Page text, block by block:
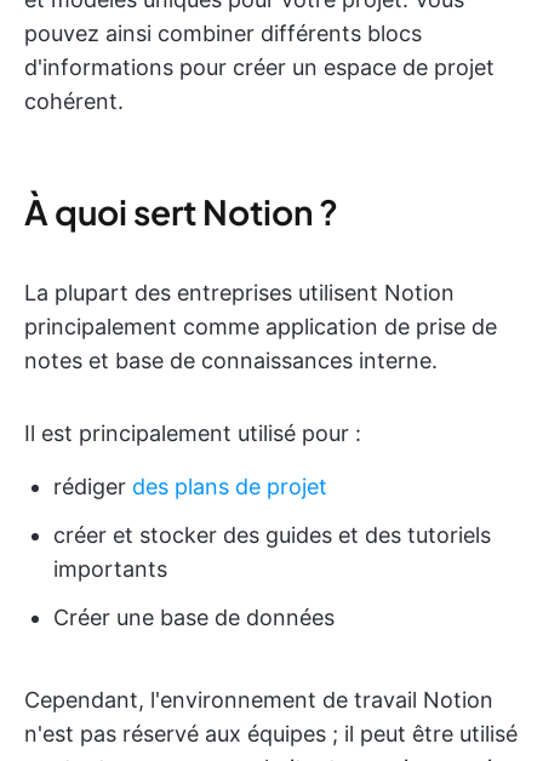
pouvez ainsi combiner différents blocs
d'informations pour créer un espace de projet
cohérent.
À quoi sert Notion ?
La plupart des entreprises utilisent Notion
principalement comme application de prise de
notes et base de connaissances interne.
Il est principalement utilisé pour :
rédiger des plans de projet
créer et stocker des guides et des tutoriels
importants
Créer une base de données
Cependant, l'environnement de travail Notion
n'est pas réservé aux équipes ; il peut être utilisé